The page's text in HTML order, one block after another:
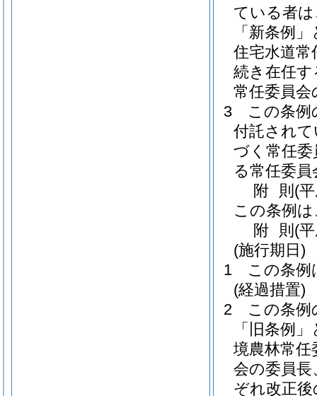
ている者
「新条例
住宅水道常
続き在任
常任委員
3
この条例
付託され
づく常任
る常任委
附 則 (
この条例
附 則 (
(施行期日)
1
この条例
(経過措置)
2
この条例
「旧条例
境農林常任
会の委員
ぞれ改正